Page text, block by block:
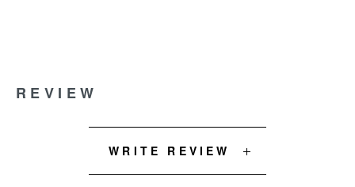
REVIEW
WRITE REVIEW